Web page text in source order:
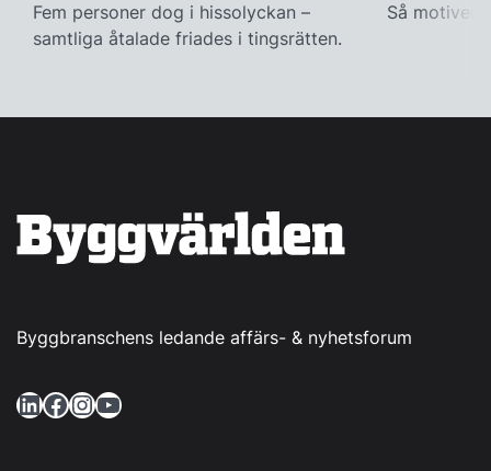
Fem personer dog i hissolyckan –
samtliga åtalade friades i tingsrätten.
Så
Byggbranschens ledande affärs- & nyhetsforum
LinkedIn Facebook InstagramYouTube